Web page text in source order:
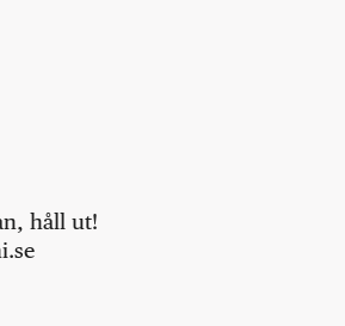
håll ut!